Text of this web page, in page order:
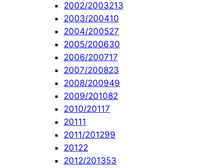
2002/2003213
2003/200410
2004/200527
2005/200630
2006/200717
2007/200823
2008/200949
2009/201082
2010/20117
20111
2011/201299
20122
2012/201353